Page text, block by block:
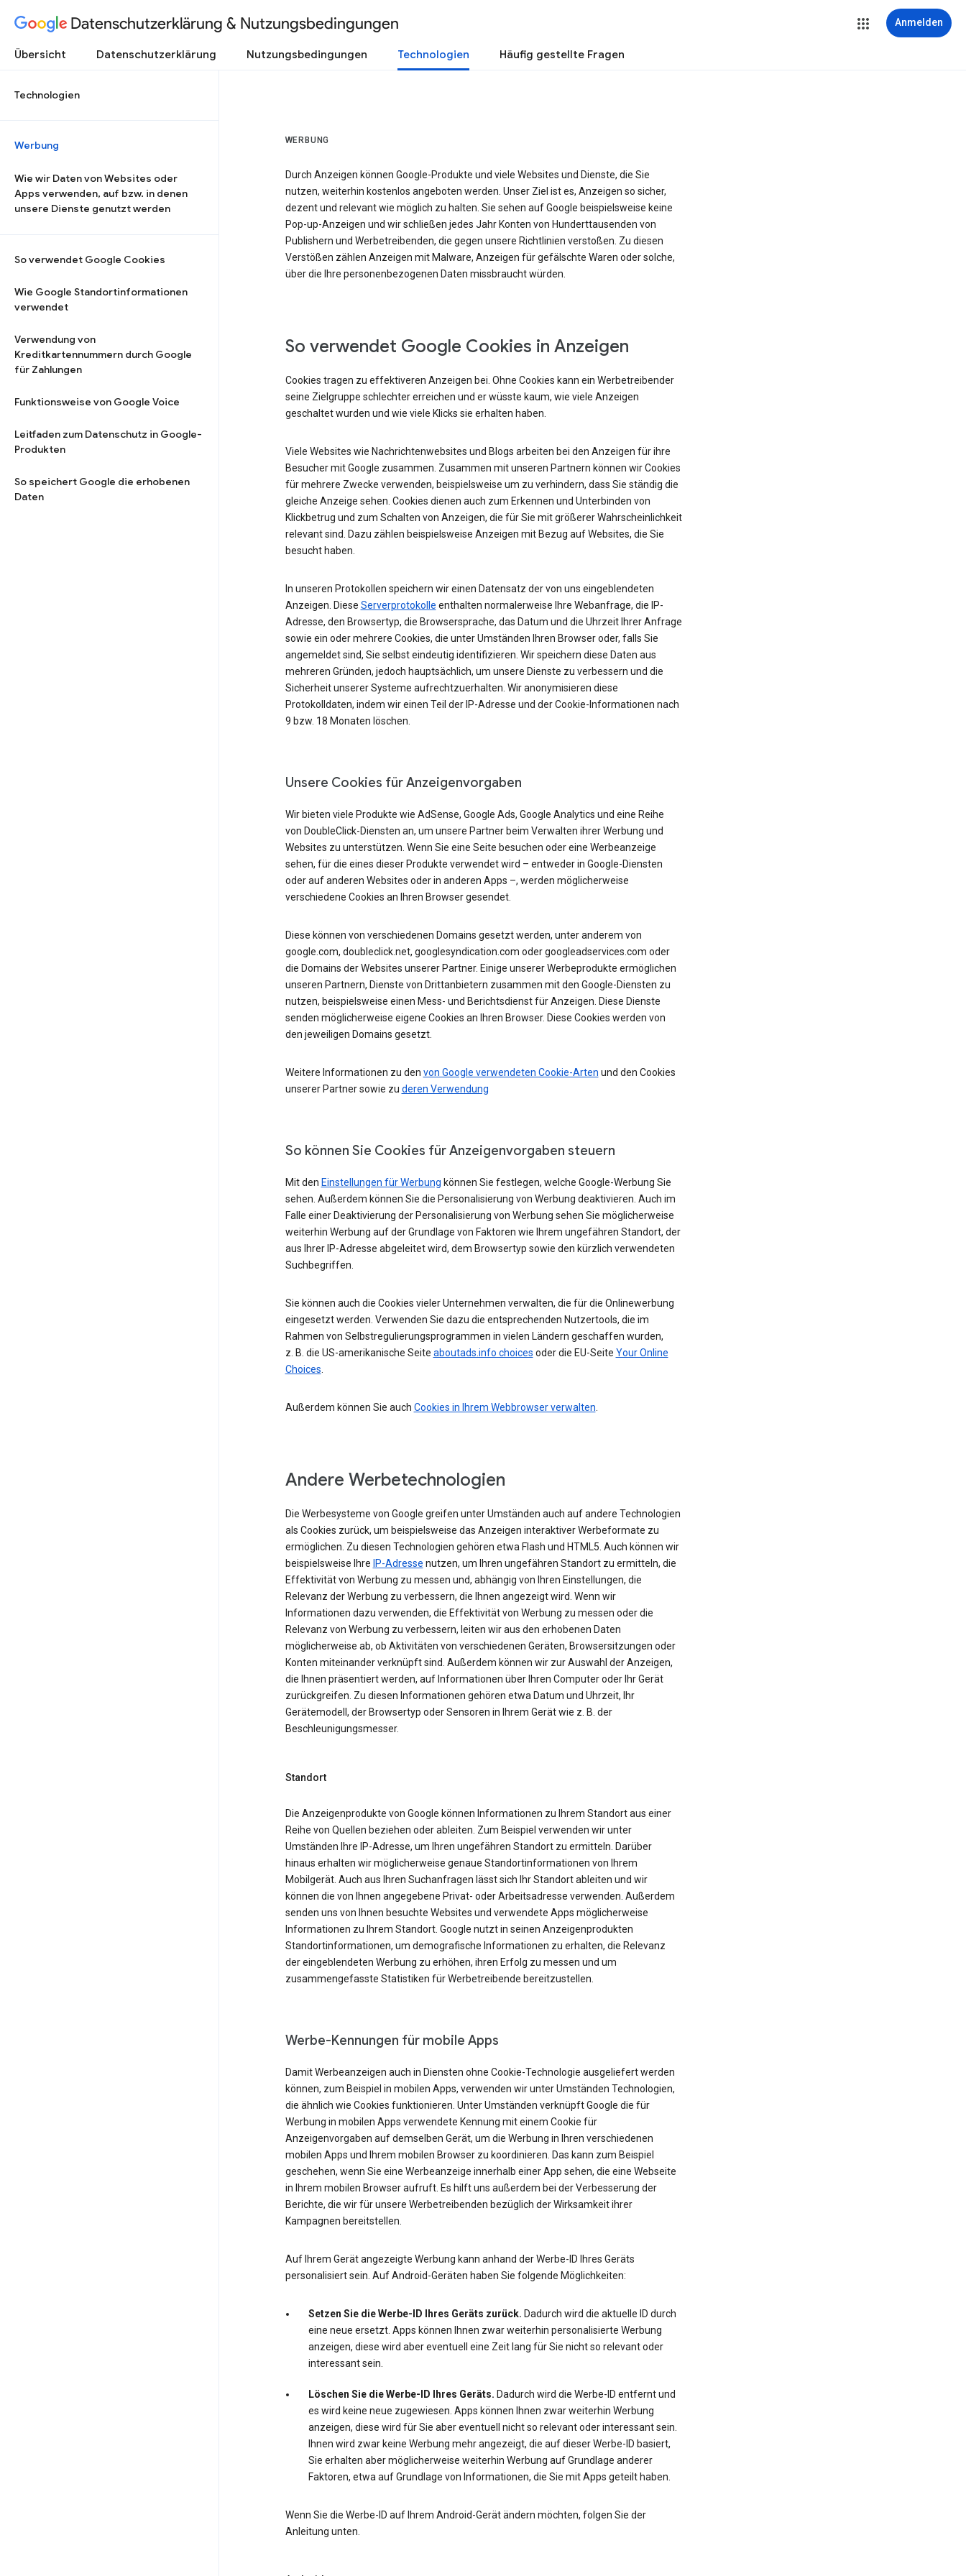
Datenschutzerklärung & Nutzungsbedingungen Anmelden
Übersicht Datenschutzerklärung Nutzungsbedingungen Technologien Häufig gestellte Fragen
Technologien
Werbung
Wie wir Daten von Websites oder
Apps verwenden, auf bzw. in denen
unsere Dienste genutzt werden
So verwendet Google Cookies
Wie Google Standortinformationen
verwendet
Verwendung von
Kreditkartennummern durch Google
für Zahlungen
Funktionsweise von Google Voice
Leitfaden zum Datenschutz in Google-
Produkten
So speichert Google die erhobenen
Daten
WERBUNG
Durch Anzeigen können Google-Produkte und viele Websites und Dienste, die Sie
nutzen, weiterhin kostenlos angeboten werden. Unser Ziel ist es, Anzeigen so sicher,
dezent und relevant wie möglich zu halten. Sie sehen auf Google beispielsweise keine
Pop-up-Anzeigen und wir schließen jedes Jahr Konten von Hunderttausenden von
Publishern und Werbetreibenden, die gegen unsere Richtlinien verstoßen. Zu diesen
Verstößen zählen Anzeigen mit Malware, Anzeigen für gefälschte Waren oder solche,
über die Ihre personenbezogenen Daten missbraucht würden.
So verwendet Google Cookies in Anzeigen
Cookies tragen zu effektiveren Anzeigen bei. Ohne Cookies kann ein Werbetreibender
seine Zielgruppe schlechter erreichen und er wüsste kaum, wie viele Anzeigen
geschaltet wurden und wie viele Klicks sie erhalten haben.
Viele Websites wie Nachrichtenwebsites und Blogs arbeiten bei den Anzeigen für ihre
Besucher mit Google zusammen. Zusammen mit unseren Partnern können wir Cookies
für mehrere Zwecke verwenden, beispielsweise um zu verhindern, dass Sie ständig die
gleiche Anzeige sehen. Cookies dienen auch zum Erkennen und Unterbinden von
Klickbetrug und zum Schalten von Anzeigen, die für Sie mit größerer Wahrscheinlichkeit
relevant sind. Dazu zählen beispielsweise Anzeigen mit Bezug auf Websites, die Sie
besucht haben.
In unseren Protokollen speichern wir einen Datensatz der von uns eingeblendeten
Anzeigen. Diese Serverprotokolle enthalten normalerweise Ihre Webanfrage, die IP-
Adresse, den Browsertyp, die Browsersprache, das Datum und die Uhrzeit Ihrer Anfrage
sowie ein oder mehrere Cookies, die unter Umständen Ihren Browser oder, falls Sie
angemeldet sind, Sie selbst eindeutig identifizieren. Wir speichern diese Daten aus
mehreren Gründen, jedoch hauptsächlich, um unsere Dienste zu verbessern und die
Sicherheit unserer Systeme aufrechtzuerhalten. Wir anonymisieren diese
Protokolldaten, indem wir einen Teil der IP-Adresse und der Cookie-Informationen nach
9 bzw. 18 Monaten löschen.
Unsere Cookies für Anzeigenvorgaben
Wir bieten viele Produkte wie AdSense, Google Ads, Google Analytics und eine Reihe
von DoubleClick-Diensten an, um unsere Partner beim Verwalten ihrer Werbung und
Websites zu unterstützen. Wenn Sie eine Seite besuchen oder eine Werbeanzeige
sehen, für die eines dieser Produkte verwendet wird – entweder in Google-Diensten
oder auf anderen Websites oder in anderen Apps –, werden möglicherweise
verschiedene Cookies an Ihren Browser gesendet.
Diese können von verschiedenen Domains gesetzt werden, unter anderem von
google.com, doubleclick.net, googlesyndication.com oder googleadservices.com oder
die Domains der Websites unserer Partner. Einige unserer Werbeprodukte ermöglichen
unseren Partnern, Dienste von Drittanbietern zusammen mit den Google-Diensten zu
nutzen, beispielsweise einen Mess- und Berichtsdienst für Anzeigen. Diese Dienste
senden möglicherweise eigene Cookies an Ihren Browser. Diese Cookies werden von
den jeweiligen Domains gesetzt.
Weitere Informationen zu den von Google verwendeten Cookie-Arten und den Cookies
unserer Partner sowie zu deren Verwendung
So können Sie Cookies für Anzeigenvorgaben steuern
Mit den Einstellungen für Werbung können Sie festlegen, welche Google-Werbung Sie
sehen. Außerdem können Sie die Personalisierung von Werbung deaktivieren. Auch im
Falle einer Deaktivierung der Personalisierung von Werbung sehen Sie möglicherweise
weiterhin Werbung auf der Grundlage von Faktoren wie Ihrem ungefähren Standort, der
aus Ihrer IP-Adresse abgeleitet wird, dem Browsertyp sowie den kürzlich verwendeten
Suchbegriffen.
Sie können auch die Cookies vieler Unternehmen verwalten, die für die Onlinewerbung
eingesetzt werden. Verwenden Sie dazu die entsprechenden Nutzertools, die im
Rahmen von Selbstregulierungsprogrammen in vielen Ländern geschaffen wurden,
z. B. die US-amerikanische Seite aboutads.info choices oder die EU-Seite Your Online
Choices.
Außerdem können Sie auch Cookies in Ihrem Webbrowser verwalten.
Andere Werbetechnologien
Die Werbesysteme von Google greifen unter Umständen auch auf andere Technologien
als Cookies zurück, um beispielsweise das Anzeigen interaktiver Werbeformate zu
ermöglichen. Zu diesen Technologien gehören etwa Flash und HTML5. Auch können wir
beispielsweise Ihre IP-Adresse nutzen, um Ihren ungefähren Standort zu ermitteln, die
Effektivität von Werbung zu messen und, abhängig von Ihren Einstellungen, die
Relevanz der Werbung zu verbessern, die Ihnen angezeigt wird. Wenn wir
Informationen dazu verwenden, die Effektivität von Werbung zu messen oder die
Relevanz von Werbung zu verbessern, leiten wir aus den erhobenen Daten
möglicherweise ab, ob Aktivitäten von verschiedenen Geräten, Browsersitzungen oder
Konten miteinander verknüpft sind. Außerdem können wir zur Auswahl der Anzeigen,
die Ihnen präsentiert werden, auf Informationen über Ihren Computer oder Ihr Gerät
zurückgreifen. Zu diesen Informationen gehören etwa Datum und Uhrzeit, Ihr
Gerätemodell, der Browsertyp oder Sensoren in Ihrem Gerät wie z. B. der
Beschleunigungsmesser.
Standort
Die Anzeigenprodukte von Google können Informationen zu Ihrem Standort aus einer
Reihe von Quellen beziehen oder ableiten. Zum Beispiel verwenden wir unter
Umständen Ihre IP-Adresse, um Ihren ungefähren Standort zu ermitteln. Darüber
hinaus erhalten wir möglicherweise genaue Standortinformationen von Ihrem
Mobilgerät. Auch aus Ihren Suchanfragen lässt sich Ihr Standort ableiten und wir
können die von Ihnen angegebene Privat- oder Arbeitsadresse verwenden. Außerdem
senden uns von Ihnen besuchte Websites und verwendete Apps möglicherweise
Informationen zu Ihrem Standort. Google nutzt in seinen Anzeigenprodukten
Standortinformationen, um demografische Informationen zu erhalten, die Relevanz
der eingeblendeten Werbung zu erhöhen, ihren Erfolg zu messen und um
zusammengefasste Statistiken für Werbetreibende bereitzustellen.
Werbe-Kennungen für mobile Apps
Damit Werbeanzeigen auch in Diensten ohne Cookie-Technologie ausgeliefert werden
können, zum Beispiel in mobilen Apps, verwenden wir unter Umständen Technologien,
die ähnlich wie Cookies funktionieren. Unter Umständen verknüpft Google die für
Werbung in mobilen Apps verwendete Kennung mit einem Cookie für
Anzeigenvorgaben auf demselben Gerät, um die Werbung in Ihren verschiedenen
mobilen Apps und Ihrem mobilen Browser zu koordinieren. Das kann zum Beispiel
geschehen, wenn Sie eine Werbeanzeige innerhalb einer App sehen, die eine Webseite
in Ihrem mobilen Browser aufruft. Es hilft uns außerdem bei der Verbesserung der
Berichte, die wir für unsere Werbetreibenden bezüglich der Wirksamkeit ihrer
Kampagnen bereitstellen.
Auf Ihrem Gerät angezeigte Werbung kann anhand der Werbe-ID Ihres Geräts
personalisiert sein. Auf Android-Geräten haben Sie folgende Möglichkeiten:
Setzen Sie die Werbe-ID Ihres Geräts zurück. Dadurch wird die aktuelle ID durch
eine neue ersetzt. Apps können Ihnen zwar weiterhin personalisierte Werbung
anzeigen, diese wird aber eventuell eine Zeit lang für Sie nicht so relevant oder
interessant sein.
Löschen Sie die Werbe-ID Ihres Geräts. Dadurch wird die Werbe-ID entfernt und
es wird keine neue zugewiesen. Apps können Ihnen zwar weiterhin Werbung
anzeigen, diese wird für Sie aber eventuell nicht so relevant oder interessant sein.
Ihnen wird zwar keine Werbung mehr angezeigt, die auf dieser Werbe-ID basiert,
Sie erhalten aber möglicherweise weiterhin Werbung auf Grundlage anderer
Faktoren, etwa auf Grundlage von Informationen, die Sie mit Apps geteilt haben.
Wenn Sie die Werbe-ID auf Ihrem Android-Gerät ändern möchten, folgen Sie der
Anleitung unten.